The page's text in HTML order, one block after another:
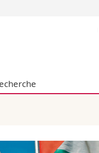
Chercheurs
Collaborateurs